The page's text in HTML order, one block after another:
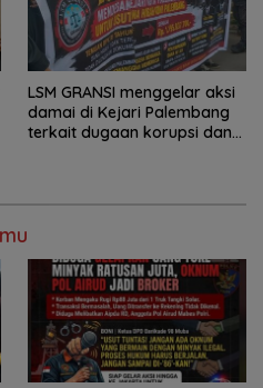
LSM GRANSI menggelar aksi
damai di Kejari Palembang
terkait dugaan korupsi dana